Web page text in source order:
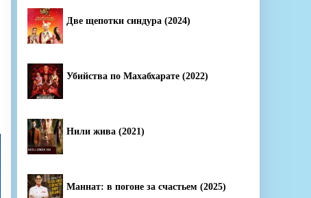
Две щепотки синдура (2024)
Убийства по Махабхарате (2022)
Нили жива (2021)
Маннат: в погоне за счастьем (2025)